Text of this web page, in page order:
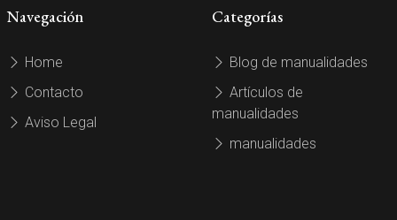
Navegación
Home
Contacto
Aviso Legal
Categorías
Blog de manualidades
Artículos de
manualidades
manualidades